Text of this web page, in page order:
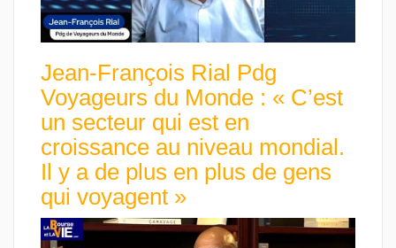
Jean-François Rial Pdg
Voyageurs du Monde : « C’est
un secteur qui est en
croissance au niveau mondial.
Il y a de plus en plus de gens
qui voyagent »